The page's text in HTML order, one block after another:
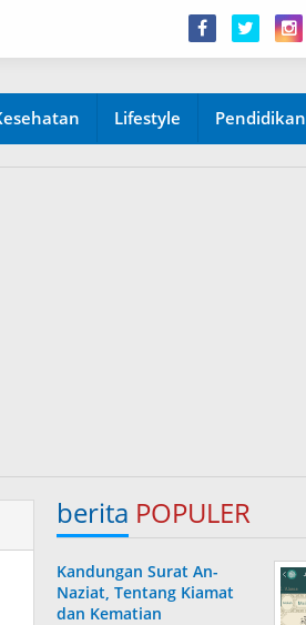
Lifestyle Pendidikan
berita POPULER
Kandungan Surat An-
Naziat, Tentang Kiamat
dan Kematian